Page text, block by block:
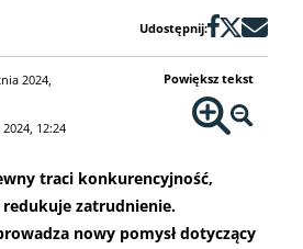
Udostępnij:
2024,
12:24
Powiększ tekst
traci konkurencyjność,
redukuje zatrudnienie.
nowy pomysł dotyczący